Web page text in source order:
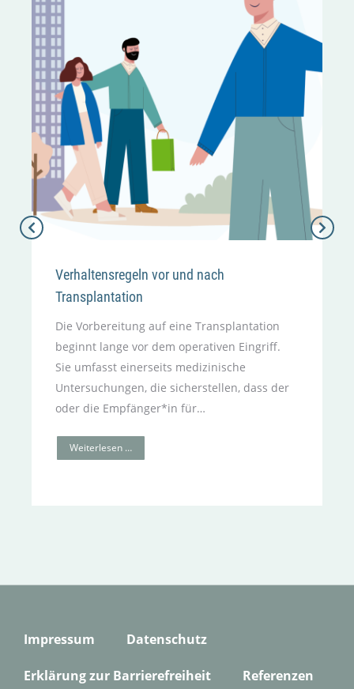
Verhaltensregeln vor und nach
Transplantation
Die Vorbereitung auf eine Transplantation
beginnt lange vor dem operativen Eingriff.
Sie umfasst einer­seits medizinische
Untersuchungen, die sicherstellen, dass der
oder die Empfänger*in für…
Weiterlesen …
Impressum Datenschutz
Erklärung zur Barrierefreiheit Referenzen